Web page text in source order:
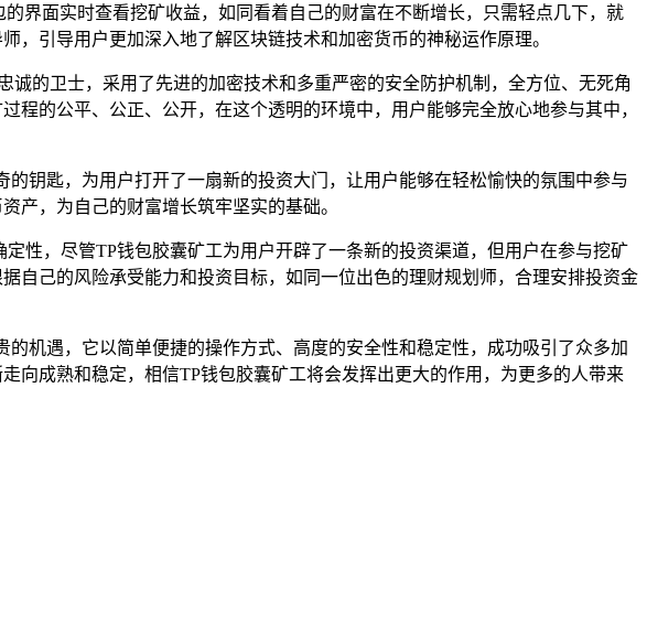
界面实时查看挖矿收益，如同看着自己的财富在不断增长，只需轻点几下，就
引导用户更加深入地了解区块链技术和加密货币的神秘运作原理。
的卫士，采用了先进的加密技术和多重严密的安全防护机制，全方位、无死角
的公平、公正、公开，在这个透明的环境中，用户能够完全放心地参与其中，
钥匙，为用户打开了一扇新的投资大门，让用户能够在轻松愉快的氛围中参与
产，为自己的财富增长筑牢坚实的基础。
性，尽管TP钱包胶囊矿工为用户开辟了一条新的投资渠道，但用户在参与挖矿
自己的风险承受能力和投资目标，如同一位出色的理财规划师，合理安排投资金
机遇，它以简单便捷的操作方式、高度的安全性和稳定性，成功吸引了众多加
向成熟和稳定，相信TP钱包胶囊矿工将会发挥出更大的作用，为更多的人带来